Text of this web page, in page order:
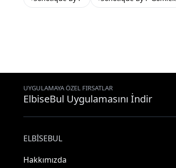
UYGULAMAYA ÖZEL FIRSATLAR
ElbiseBul Uygulamasını İndir
ELBISEBUL
Hakkımızda